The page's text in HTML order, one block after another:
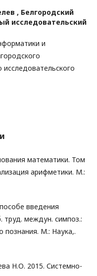
, Белгородский
исследовательский
и
исследовательского
математики. Том
арифметики. М.:
введения
труд. междун. симпоз.:
познания. М.: Наука,.
Н.О. 2015. Системно-